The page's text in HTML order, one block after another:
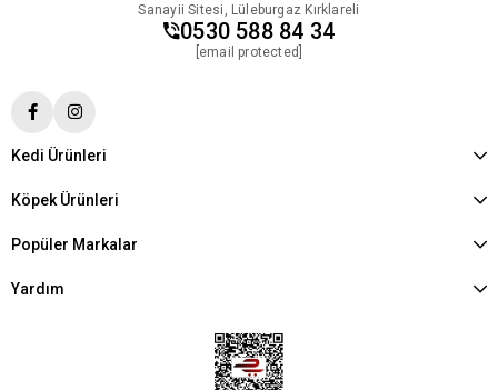
Sanayii Sitesi, Lüleburgaz Kırklareli
0530 588 84 34
[email protected]
Kedi Ürünleri
Köpek Ürünleri
Popüler Markalar
Yardım